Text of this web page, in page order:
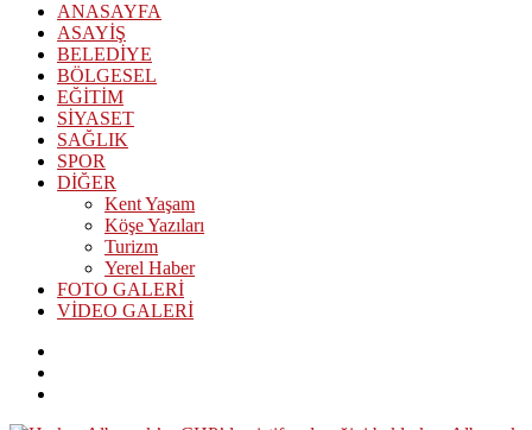
ANASAYFA
ASAYİŞ
BELEDİYE
BÖLGESEL
EĞİTİM
SİYASET
SAĞLIK
SPOR
DİĞER
Kent Yaşam
Köşe Yazıları
Turizm
Yerel Haber
FOTO GALERİ
VİDEO GALERİ